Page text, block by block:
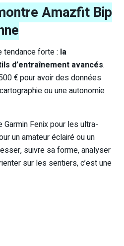
Amazfit Bip
tendance forte : la
d’entraînement avancés.
€ pour avoir des données
ou une autonomie
Fenix pour les ultra-
un amateur éclairé ou un
suivre sa forme, analyser
sur les sentiers, c’est une